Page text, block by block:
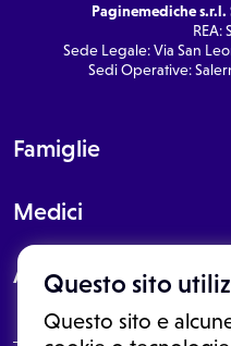
Questo sito
Questo sito e
Paginemediche s.r.l.
REA:
Sede Legale: Via San
Sedi Operative:
Famiglie
Medici
About